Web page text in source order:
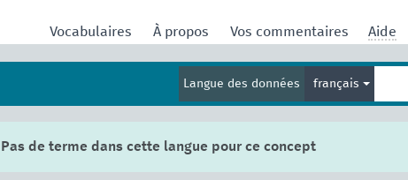
Vocabulaires À propos Vos commentaires Aide
Langue des données français
terme
Pas de terme dans cette langue pour ce concept